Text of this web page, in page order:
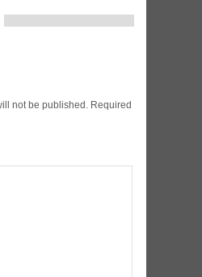
not be published. Required